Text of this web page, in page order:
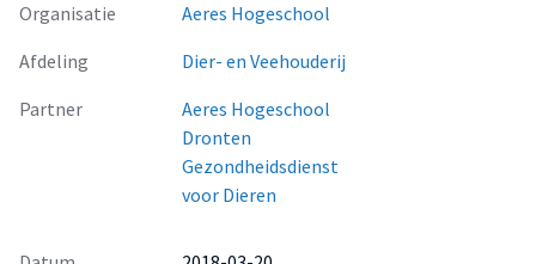
Organisatie
Aeres Hogeschool
Afdeling
Dier- en Veehouderij
Partner
Aeres Hogeschool
Dronten
Gezondheidsdienst
voor Dieren